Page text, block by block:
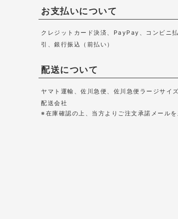
お支払いについて
クレジットカード決済、PayPay、コンビニ
引、銀行振込（前払い）
配送について
ヤマト運輸、佐川急便、佐川急便ラージサイ
配送会社
※在庫確認の上、当方よりご注文承諾メールを